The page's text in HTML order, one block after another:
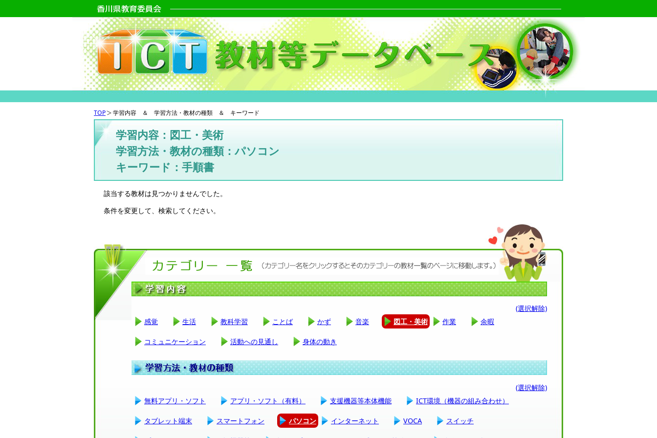
TOP 学習内容 ＆ 学習方法・教材の種類 ＆ キーワード
学習内容：図工・美術
学習方法・教材の種類：パソコン
キーワード：手順書
該当する教材は見つかりませんでした。
条件を変更して、検索してください。
(選択解除)
感覚
生活 教科学習 ことば かず 音楽 図工・美術 作業 余暇
コミュニケーション 活動への見通し 身体の動き
(選択解除)
無料アプリ・ソフト
アプリ・ソフト（有料） 支援機器等本体機能 ICT環境（機器の組み合わせ）
タブレット端末 スマートフォン パソコン インターネット VOCA スイッチ